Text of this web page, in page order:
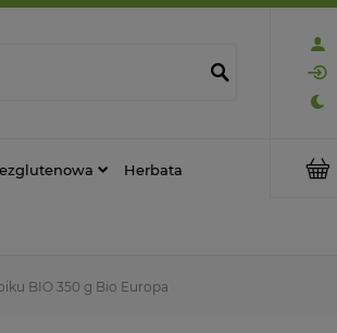
Herbata
BIO 350 g Bio Europa